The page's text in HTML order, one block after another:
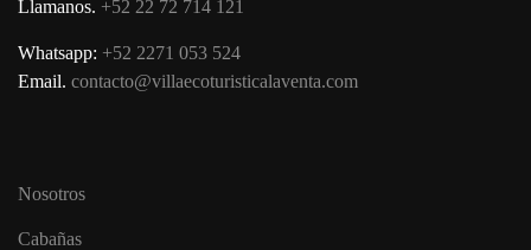
Llamanos. +52 22 72 714 121
Whatsapp: +52 2271 053 524
Email. contacto@villaecoturisticalaventa.com
Nosotros
Cabañas